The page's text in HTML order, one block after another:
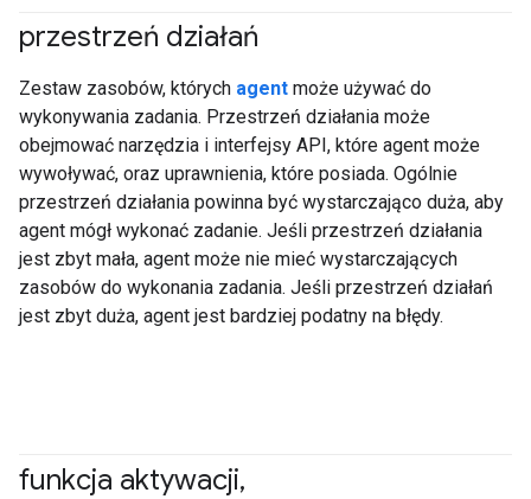
przestrzeń działań
Zestaw zasobów, których agent może używać do
wykonywania zadania. Przestrzeń działania może
obejmować narzędzia i interfejsy API, które agent może
wywoływać, oraz uprawnienia, które posiada. Ogólnie
przestrzeń działania powinna być wystarczająco duża, aby
agent mógł wykonać zadanie. Jeśli przestrzeń działania
jest zbyt mała, agent może nie mieć wystarczających
zasobów do wykonania zadania. Jeśli przestrzeń działań
jest zbyt duża, agent jest bardziej podatny na błędy.
funkcja aktywacji,